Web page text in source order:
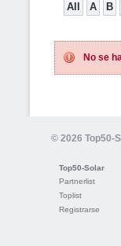
All A B
No se
© 2026 Top50-
Top50-Solar
Partnerlist
Toplist
Registrarse